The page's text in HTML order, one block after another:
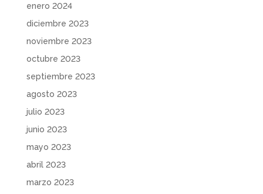
enero 2024
diciembre 2023
noviembre 2023
octubre 2023
septiembre 2023
agosto 2023
julio 2023
junio 2023
mayo 2023
abril 2023
marzo 2023